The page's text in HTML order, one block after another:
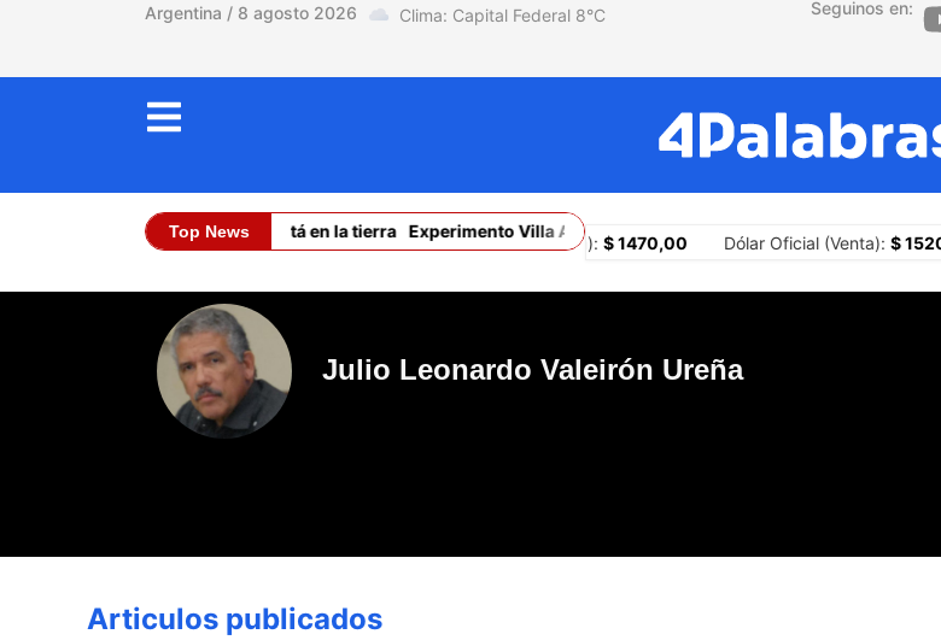
Argentina / 8 agosto 2026 8°C Seguinos en:
Top News
El límite está en la tierra Experimento Villa Allende: la primera ciudad del país en
Dólar Oficial (Compra):$ 1470,00 Dólar Oficial (Venta):$
Julio Leonardo Valeirón Ureña
Articulos publicados